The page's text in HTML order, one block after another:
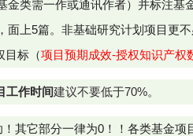
金类需一作或通讯作者）并标注基
面上5篇。非基础研究计划项目更
目标（项目预期成效-授权知识产权
工作时间建议不要低于70%。
其它部分一律为0！！各类基金